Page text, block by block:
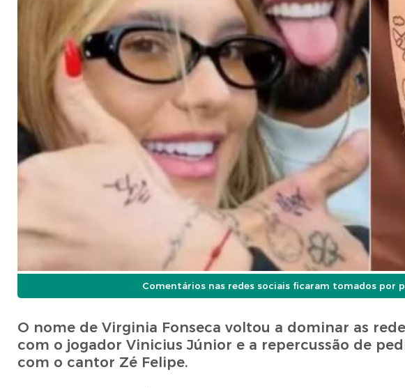
Comentários nas redes sociais ficaram tomados por
O nome de Virginia Fonseca voltou a dominar as
com o jogador Vinicius Júnior e a repercussão de
com o cantor Zé Felipe.